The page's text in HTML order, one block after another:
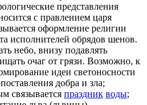
представления
с правлением царя
оформление религии
исполнителей обрядов шенов.
небо, внизу подавлять
очаг от грязи. Возможно, к
идеи светоносности
добра и зла;
связывается праздник воды;